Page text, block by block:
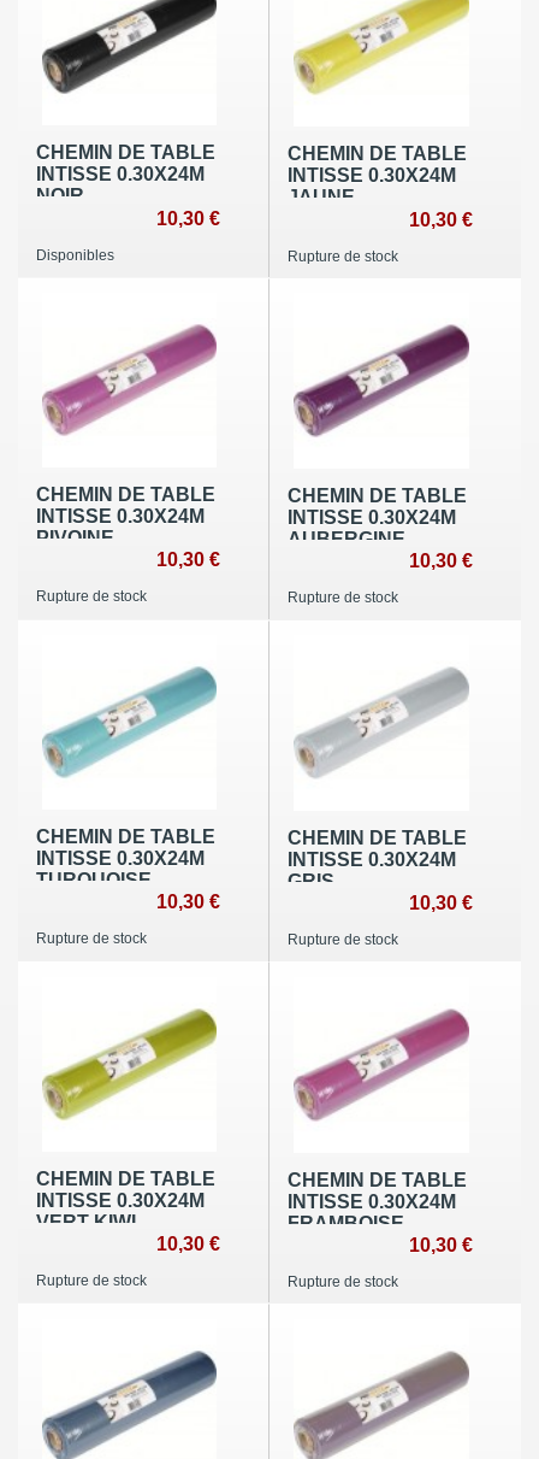
CHEMIN DE TABLE
INTISSE 0.30X24M
NOIR
10,30 €
Disponibles
CHEMIN DE TABLE
INTISSE 0.30X24M
JAUNE
10,30 €
Rupture de stock
CHEMIN DE TABLE
INTISSE 0.30X24M
PIVOINE
10,30 €
Rupture de stock
CHEMIN DE TABLE
INTISSE 0.30X24M
AUBERGINE
10,30 €
Rupture de stock
CHEMIN DE TABLE
INTISSE 0.30X24M
TURQUOISE
10,30 €
Rupture de stock
CHEMIN DE TABLE
INTISSE 0.30X24M
GRIS
10,30 €
Rupture de stock
CHEMIN DE TABLE
INTISSE 0.30X24M
VERT KIWI
10,30 €
Rupture de stock
CHEMIN DE TABLE
INTISSE 0.30X24M
FRAMBOISE
10,30 €
Rupture de stock